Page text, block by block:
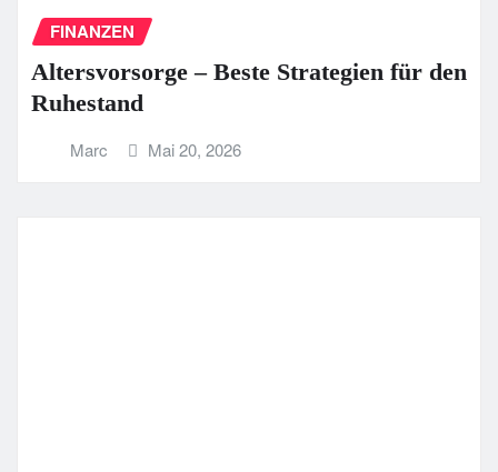
FINANZEN
Altersvorsorge – Beste Strategien für den
Ruhestand
Marc Mai 20, 2026